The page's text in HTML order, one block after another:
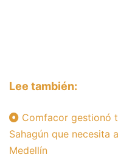
Lee también:
Comfacor gestionó
Sahagún que necesita
Medellín